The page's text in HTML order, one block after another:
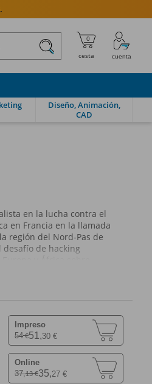

Diseño, Animación,
CAD
en la lucha contra el
en Francia en la llamada
región del Nord-Pas de
desafío de hacking
Impreso
54€51,30 €
Online
37,13 €35,27 €